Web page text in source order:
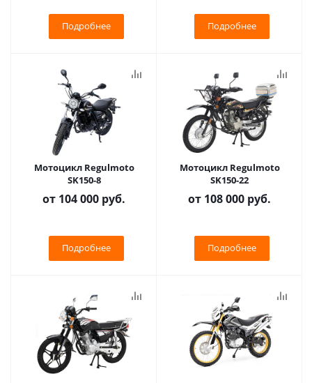
Подробнее Подробнее
Мотоцикл Regulmoto
SK150-8
от 104 000 руб.
Подробнее
Мотоцикл Regulmoto
SK150-22
от 108 000 руб.
Подробнее